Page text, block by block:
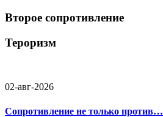
Второе сопротивление
Тероризм
02-авг-2026
Сопротивление не только против…